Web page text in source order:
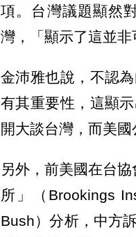
項。台灣議題顯然
灣，「顯示了這並非
金沛雅也說，不認
有其重要性，這顯
開大談台灣，而美國
另外，前美國在台
所」（Brookings
Bush）分析，中方